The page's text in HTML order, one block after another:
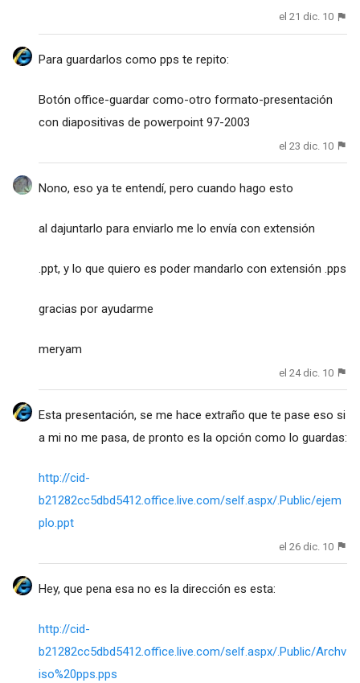
el 21 dic. 10
Para guardarlos como pps te repito:
Botón office-guardar como-otro formato-presentación
con diapositivas de powerpoint 97-2003
el 23 dic. 10
Nono, eso ya te entendí, pero cuando hago esto
al dajuntarlo para enviarlo me lo envía con extensión
.ppt, y lo que quiero es poder mandarlo con extensión .pps
gracias por ayudarme
meryam
el 24 dic. 10
Esta presentación, se me hace extraño que te pase eso si
a mi no me pasa, de pronto es la opción como lo guardas:
http://cid-
b21282cc5dbd5412.office.live.com/self.aspx/.Public/ejem
plo.ppt
el 26 dic. 10
Hey, que pena esa no es la dirección es esta:
http://cid-
b21282cc5dbd5412.office.live.com/self.aspx/.Public/Archv
iso%20pps.pps